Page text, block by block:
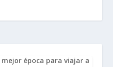
mejor época para viajar a